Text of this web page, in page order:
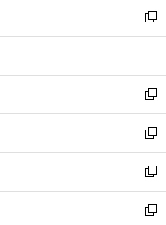
く
で
開
ド
ウ
開
く
ィ
ン
ウ
で
開
く
い
ウ
ン
ド
ウ
で
開
く
新
し
ウ
ィ
ン
ド
ウ
で
開
く
新
し
い
ウ
ィ
ン
ド
新
し
い
ウ
ィ
新
し
い
新